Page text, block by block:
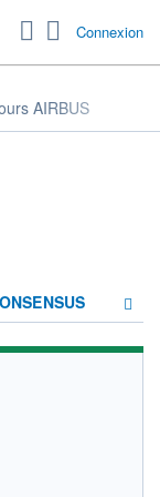
Connexion
AIRBUS